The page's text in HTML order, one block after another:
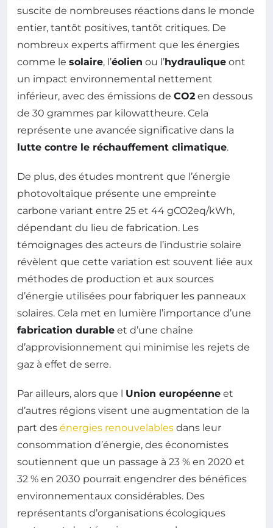
suscite de nombreuses réactions dans le monde
entier, tantôt positives, tantôt critiques. De
nombreux experts affirment que les énergies
comme le solaire, l’éolien ou l’hydraulique ont
un impact environnemental nettement
inférieur, avec des émissions de CO2 en dessous
de 30 grammes par kilowattheure. Cela
représente une avancée significative dans la
lutte contre le réchauffement climatique.
De plus, des études montrent que l’énergie
photovoltaïque présente une empreinte
carbone variant entre 25 et 44 gCO2eq/kWh,
dépendant du lieu de fabrication. Les
témoignages des acteurs de l’industrie solaire
révèlent que cette variation est souvent liée aux
méthodes de production et aux sources
d’énergie utilisées pour fabriquer les panneaux
solaires. Cela met en lumière l’importance d’une
fabrication durable et d’une chaîne
d’approvisionnement qui minimise les rejets de
gaz à effet de serre.
Par ailleurs, alors que l Union européenne et
d’autres régions visent une augmentation de la
part des énergies renouvelables dans leur
consommation d’énergie, des économistes
soutiennent que un passage à 23 % en 2020 et
32 % en 2030 pourrait engendrer des bénéfices
environnementaux considérables. Des
représentants d’organisations écologiques